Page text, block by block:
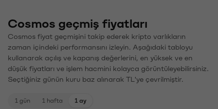
Cosmos geçmiş fiyatları
Cosmos fiyat geçmişini takip ederek kripto varlıkların
zaman içindeki performansını izleyin. Aşağıdaki tabloyu
kullanarak açılış ve kapanış değerlerini, en yüksek ve en
düşük fiyatları ve işlem hacmini kolayca görüntüleyebilirsiniz.
Seçtiğiniz günün kuru baz alınarak TL'ye çevrilmiştir.
1 gün 1 hafta 1 ay